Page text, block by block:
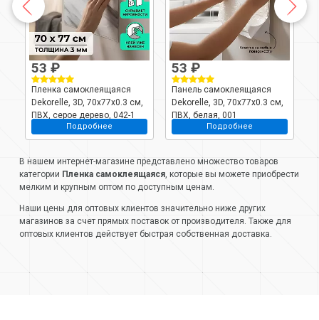
53 ₽
Пленка самоклеящаяся
Dekorelle, 3D, 70х77х0.3 см,
ПВХ, серое дерево, 042-1
Подробнее
53 ₽
Панель самоклеящаяся
Dekorelle, 3D, 70х77х0.3 см,
ПВХ, белая, 001
Подробнее
В нашем интернет-магазине представлено множество товаров
категории Пленка самоклеящаяся , которые вы можете приобрести
мелким и крупным оптом по доступным ценам.
Наши цены для оптовых клиентов значительно ниже других
магазинов за счет прямых поставок от производителя. Также для
оптовых клиентов действует быстрая собственная доставка.